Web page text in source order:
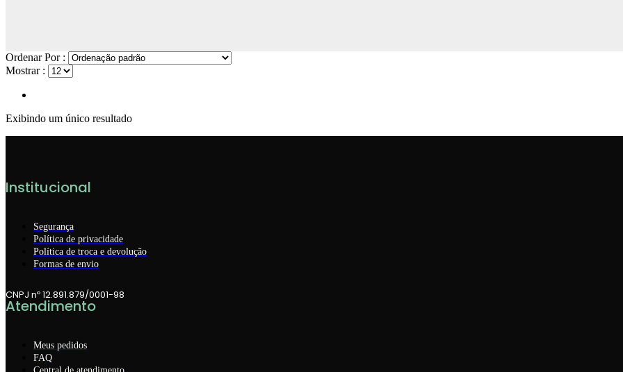
Ordenar Por :
Mostrar :
Exibindo um único resultado
Institucional
Segurança
Política de privacidade
Política de troca e devolução
Formas de envio
CNPJ nº 12.891.879/0001-98
Atendimento
Meus pedidos
FAQ